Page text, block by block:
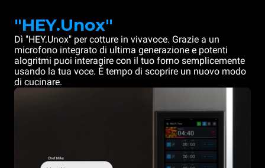
"HEY.Unox"
Dì "HEY.Unox" per cotture in vivavoce. Grazie a un
microfono integrato di ultima generazione e potenti
alogritmi puoi interagire con il tuo forno semplicemente
usando la tua voce. È tempo di scoprire un nuovo modo
di cucinare.